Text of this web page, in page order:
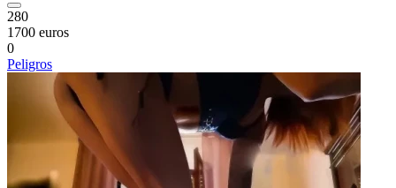
280
1700 euros
0
Peligros